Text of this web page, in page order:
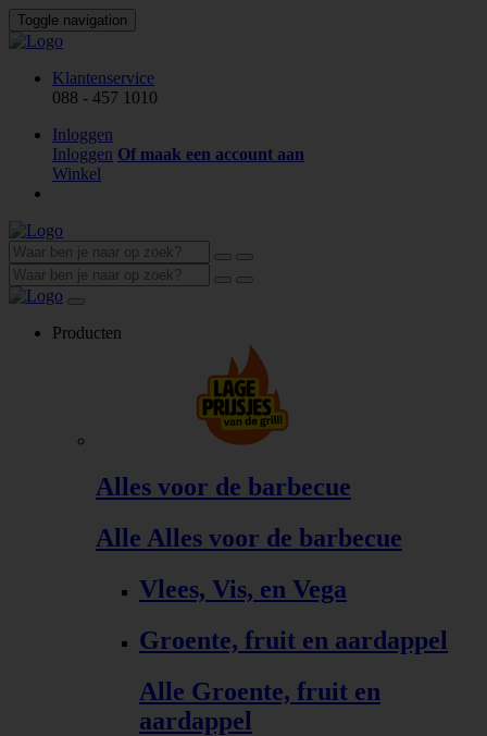
Toggle navigation
Klantenservice
088 - 457 1010
Inloggen
Inloggen Of maak een account aan
Winkel
Producten
Alles voor de barbecue
Alle Alles voor de barbecue
Vlees, Vis, en Vega
Groente, fruit en aardappel
Alle Groente, fruit en
aardappel